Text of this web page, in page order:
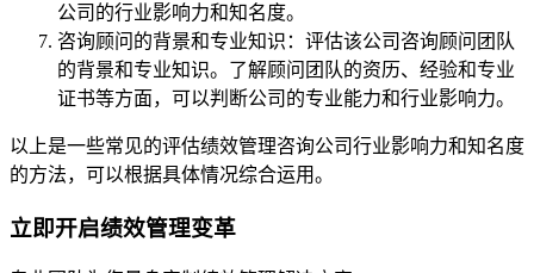
公司的行业影响力和知名度。
咨询顾问的背景和专业知识：评估该公司咨询顾问团队
的背景和专业知识。了解顾问团队的资历、经验和专业
证书等方面，可以判断公司的专业能力和行业影响力。
以上是一些常见的评估绩效管理咨询公司行业影响力和知名度
的方法，可以根据具体情况综合运用。
立即开启绩效管理变革